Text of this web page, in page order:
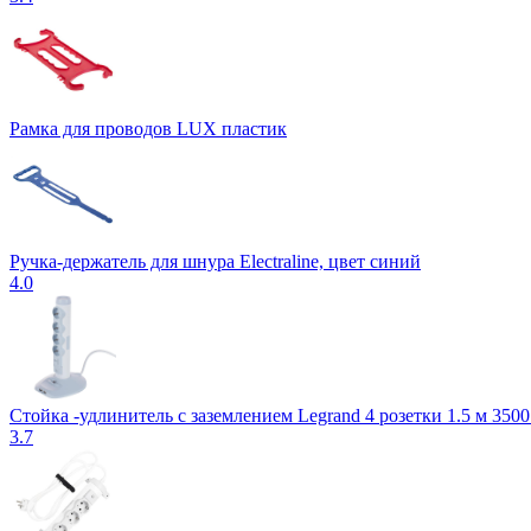
Рамка для проводов LUX пластик
Ручка-держатель для шнура Electraline, цвет синий
4.0
Стойка -удлинитель с заземлением Legrand 4 розетки 1.5 м
3.7